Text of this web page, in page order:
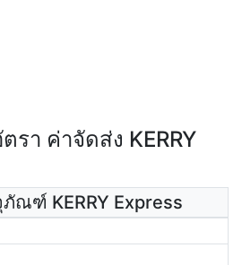
รา ค่าจัดส่ง KERRY
ภัณฑ์ KERRY Express